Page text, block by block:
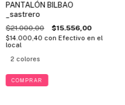
PANTALÓN BILBAO
_sastrero
$21.000,00 $15.556,00
$14.000,40 con Efectivo en el
local
2 colores
COMPRAR